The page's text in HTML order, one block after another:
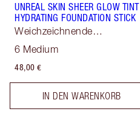
UNREAL SKIN SHEER GLOW TINT
HYDRATING FOUNDATION STICK
Weichzeichnende
6 Medium
48,00 €
IN DEN WARENKORB